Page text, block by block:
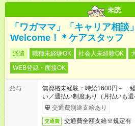
未読
「ワガママ」「キャリア相談
Welcome！＊ケアスタッフ
派遣 職種未経験OK 社会人未経験OK
WEB登録・面接OK
給与
無資格未経験：時給1600円～
い／週払い制度あり（月払いも
完了次第のお支払いとなります。
交通費別途支給あり
交通費 交通費全額支給※規定有